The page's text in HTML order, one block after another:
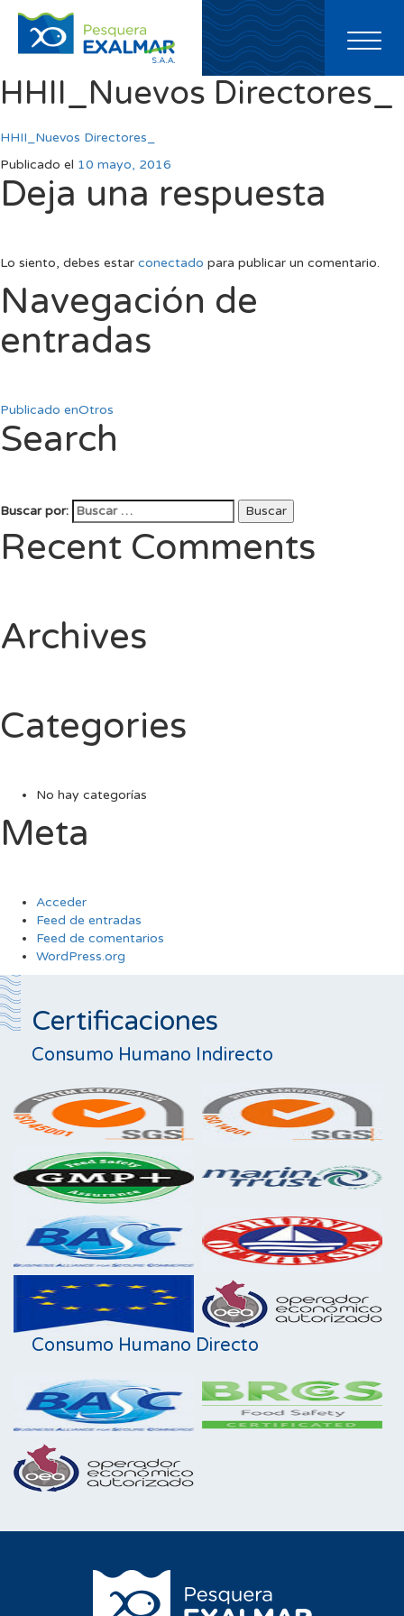
Toggle
HHII_Nuevos Directores_
HHII_Nuevos Directores_
Publicado el 10 mayo, 2016
Deja una respuesta
Lo siento, debes estar conectado para publicar un comentario.
Navegación de
entradas
Publicado enOtros
Search
Buscar por: Buscar
Recent Comments
Archives
Categories
No hay categorías
Meta
Acceder
Feed de entradas
Feed de comentarios
WordPress.org
Certificaciones
Consumo Humano Indirecto
Consumo Humano Directo